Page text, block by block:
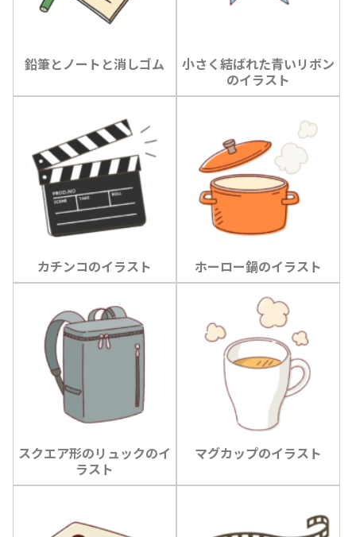
鉛筆とノートと消しゴム
小さく結ばれた青いリボン
のイラスト
カチンコのイラスト ホーロー鍋のイラスト
スクエア形のリュックのイ
ラスト
マグカップのイラスト